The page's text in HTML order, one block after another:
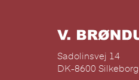
Sadolinsvej 14
DK-8600 Silkeborg